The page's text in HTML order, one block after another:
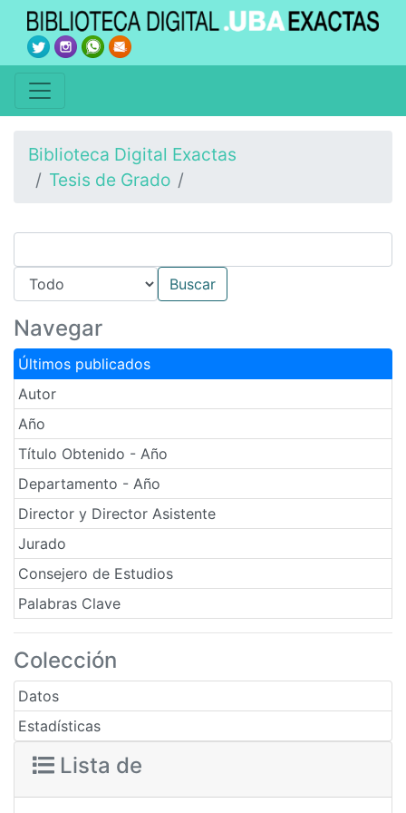
Biblioteca Digital Exactas
Tesis de Grado
Navegar
Últimos publicados
Autor
Año
Título Obtenido - Año
Departamento - Año
Director y Director Asistente
Jurado
Consejero de Estudios
Palabras Clave
Colección
Datos
Estadísticas
Lista de